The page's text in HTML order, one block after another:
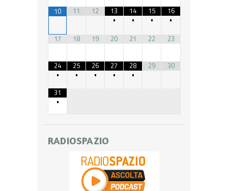
10 11 12
13
•
14
•
15
•
16
•
17
18 19 20 21 22 23
24
•
25
•
26
•
27
•
28
•
29 30
31
•
RADIOSPAZIO